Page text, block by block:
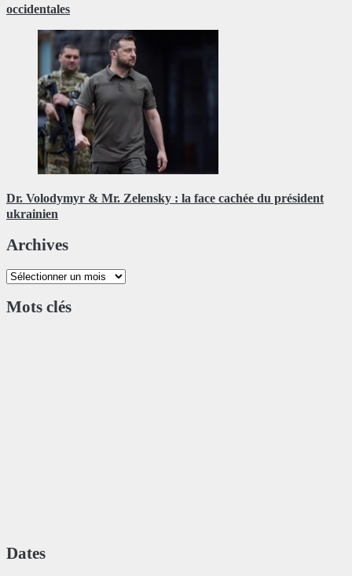
occidentales
Dr. Volodymyr & Mr. Zelensky : la face cachée du président
ukrainien
Archives
Archives
Mots clés
Dates